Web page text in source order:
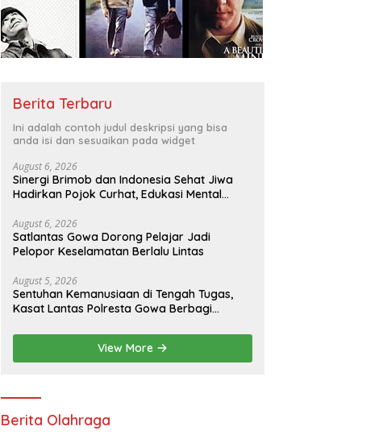
Berita Terbaru
Ini adalah contoh judul deskripsi yang bisa
anda isi dan sesuaikan pada widget
August 6, 2026
Sinergi Brimob dan Indonesia Sehat Jiwa
Hadirkan Pojok Curhat, Edukasi Mental
August 6, 2026
Satlantas Gowa Dorong Pelajar Jadi
Pelopor Keselamatan Berlalu Lintas
August 5, 2026
Sentuhan Kemanusiaan di Tengah Tugas,
Kasat Lantas Polresta Gowa Berbagi
View More
Berita Olahraga